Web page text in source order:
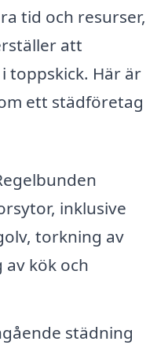
tid och resurser,
att
toppskick. Här är
ett städföretag
inklusive
torkning av
kök och
städning